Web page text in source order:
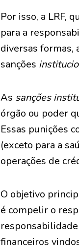
Por isso, a LRF,
para a
diversas formas,
sanções
As sanções
órgão ou poder
Essas punições
(exceto para a
operações de
O objetivo
é compelir o
financeiros